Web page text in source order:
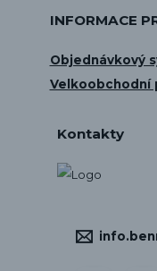
INFORMACE
Objednávkový
Velkoobchodní
Kontakty